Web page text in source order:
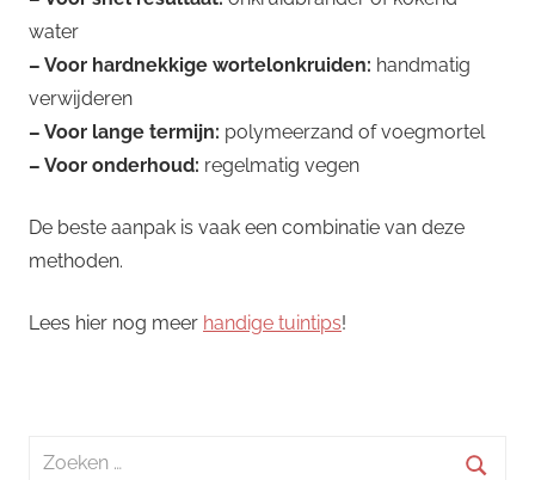
water
– Voor hardnekkige wortelonkruiden: handmatig
verwijderen
– Voor lange termijn: polymeerzand of voegmortel
– Voor onderhoud: regelmatig vegen
De beste aanpak is vaak een combinatie van deze
methoden.
Lees hier nog meer handige tuintips!
Zoeken